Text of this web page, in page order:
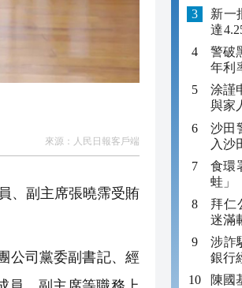
來源： 人民日報客戶端
、副主席張曉霈受賄
公司黨委副書記、經
新一
達
金額
警破
年利
年追
涂謹
與家
沙田
入沙
食環
蛙」
拜仁
迷滿
涉詐
銀行
陳國